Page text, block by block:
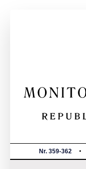
Nr. 359-362